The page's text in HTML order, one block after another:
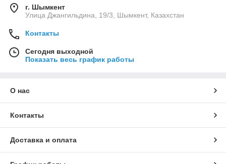
г. Шымкент
Улица Джангильдина, 19/3, Шымкент, Казахстан
Контакты
Сегодня выходной
Показать весь график работы
О нас
Контакты
Доставка и оплата